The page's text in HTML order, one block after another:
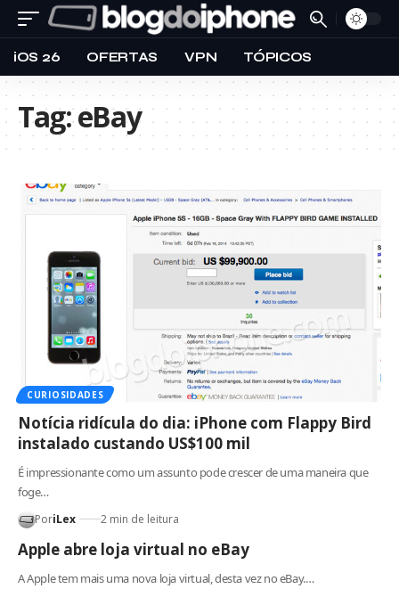
iOS 26 OFERTAS VPN TÓPICOS
Tag:eBay
CURIOSIDADES
Notícia ridícula do dia: iPhone com Flappy Bird
instalado custando US$100 mil
É impressionante como um assunto pode crescer de uma maneira que
foge…
PoriLex 2 min de leitura
Apple abre loja virtual no eBay
A Apple tem mais uma nova loja virtual, desta vez no eBay.…